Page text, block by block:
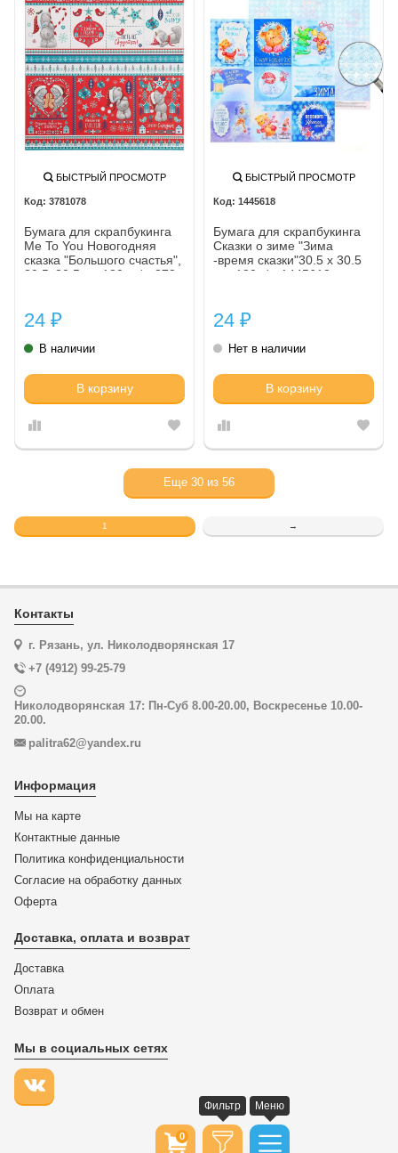
БЫСТРЫЙ ПРОСМОТР
3781078
Бумага для скрапбукинга
Me To You Новогодняя
сказка "Большого счастья",
30,5х30,5 см 180 гр/м 378
24 ₽
В наличии
В корзину
БЫСТРЫЙ ПРОСМОТР
1445618
Бумага для скрапбукинга
Сказки о зиме "Зима
-время сказки"30.5 x 30.5
см, 180 г/м 1445618
24 ₽
Нет в наличии
В корзину
Еще 30 из 56
1 →
Контакты
г. Рязань, ул. Николодворянская 17
+7 (4912) 99-25-79
Николодворянская 17: Пн-Суб 8.00-20.00, Воскресенье 10.00-
20.00.
palitra62@yandex.ru
Информация
Мы на карте
Контактные данные
Политика конфиденциальности
Согласие на обработку данных
Оферта
Доставка, оплата и возврат
Доставка
Оплата
Возврат и обмен
Мы в социальных сетях
0
Фильтр Меню